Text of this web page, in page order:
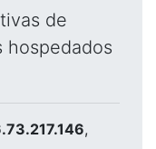
de
hospedados
,